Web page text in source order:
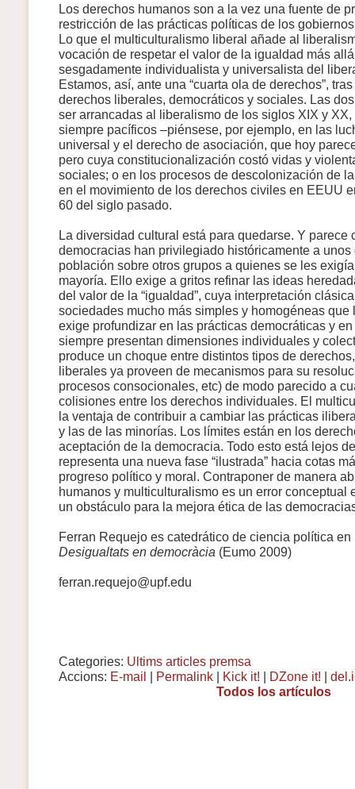
Los derechos humanos son a la vez una fuente de
restricción de las prácticas políticas de los
Lo que el multiculturalismo liberal añade al
vocación de respetar el valor de la igualdad más
sesgadamente individualista y universalista del
Estamos, así, ante una “cuarta ola de derechos”,
derechos liberales, democráticos y sociales. Las
ser arrancadas al liberalismo de los siglos XIX y XX,
siempre pacíficos –piénsese, por ejemplo, en las
universal y el derecho de asociación, que hoy
pero cuya constitucionalización costó vidas y
sociales; o en los procesos de descolonización de
en el movimiento de los derechos civiles en EEUU
60 del siglo pasado.
La diversidad cultural está para quedarse. Y parece
democracias han privilegiado históricamente a unos
población sobre otros grupos a quienes se les exigía
mayoría. Ello exige a gritos refinar las ideas
del valor de la “igualdad”, cuya interpretación
sociedades mucho más simples y homogéneas que
exige profundizar en las prácticas democráticas y
siempre presentan dimensiones individuales y
produce un choque entre distintos tipos de
liberales ya proveen de mecanismos para su
procesos consocionales, etc) de modo parecido a
colisiones entre los derechos individuales. El
la ventaja de contribuir a cambiar las prácticas
y las de las minorías. Los límites están en los
aceptación de la democracia. Todo esto está lejos
representa una nueva fase “ilustrada” hacia cotas
progreso político y moral. Contraponer de manera
humanos y multiculturalismo es un error conceptual
un obstáculo para la mejora ética de las
Ferran Requejo es catedrático de ciencia política
Desigualtats en democràcia (Eumo 2009)
ferran.requejo@upf.edu
Categories: Ultims articles premsa
Accions: E-mail | Permalink| Kick it! | DZone it! |
Todos los artículos